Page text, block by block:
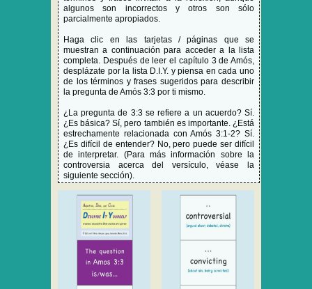
algunos son incorrectos y otros son sólo
parcialmente apropiados.
Haga clic en las tarjetas / páginas que se
muestran a continuación para acceder a la lista
completa. Después de leer el capítulo 3 de Amós,
desplázate por la lista D.I.Y. y piensa en cada uno
de los términos y frases sugeridos para describir
la pregunta de Amós 3:3 por ti mismo.
¿La pregunta de 3:3 se refiere a un acuerdo? Sí.
¿Es básica? Sí, pero también es importante. ¿Está
estrechamente relacionada con Amós 3:1-2? Sí.
¿Es difícil de entender? No, pero puede ser difícil
de interpretar. (Para más información sobre la
controversia acerca del versículo, véase la
siguiente sección).